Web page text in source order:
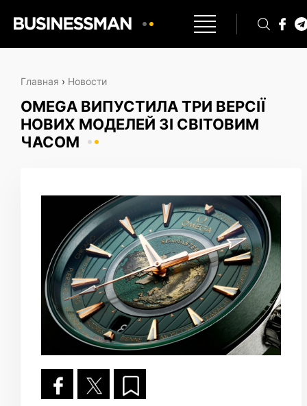
Главная › Новости
OMEGA ВИПУСТИЛА ТРИ ВЕРСІЇ
НОВИХ МОДЕЛЕЙ ЗІ СВІТОВИМ
ЧАСОМ